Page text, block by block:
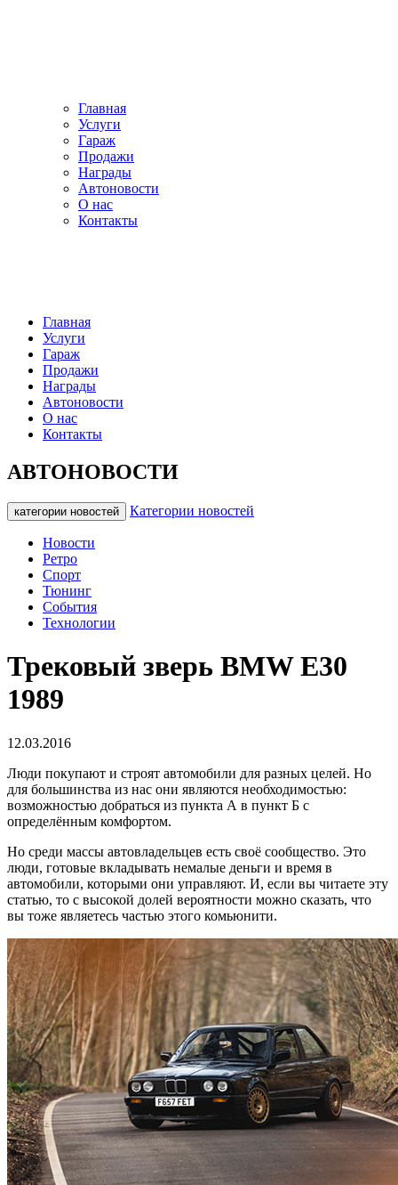
Главная
Услуги
Гараж
Продажи
Награды
Автоновости
О нас
Контакты
Главная
Услуги
Гараж
Продажи
Награды
Автоновости
О нас
Контакты
АВТОНОВОСТИ
категории новостей Категории новостей
Новости
Ретро
Спорт
Тюнинг
События
Технологии
Трековый зверь BMW E30
1989
12.03.2016
Люди покупают и строят автомобили для разных целей. Но
для большинства из нас они являются необходимостью:
возможностью добраться из пункта А в пункт Б с
определённым комфортом.
Но среди массы автовладельцев есть своё сообщество. Это
люди, готовые вкладывать немалые деньги и время в
автомобили, которыми они управляют. И, если вы читаете эту
статью, то с высокой долей вероятности можно сказать, что
вы тоже являетесь частью этого комьюнити.